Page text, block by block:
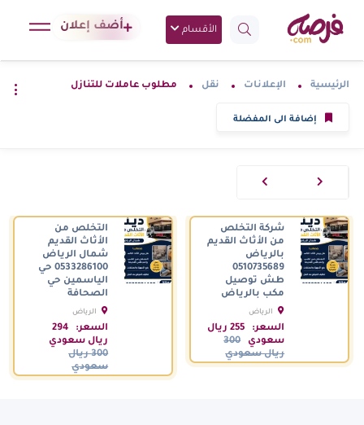
الأقسام أضف إعلان
الرئيسية الإعلانات نقل مطلوب عاملات للتنازل
إضافة الى المفضلة
شركة التخلص
من الأثاث القديم
بالرياض
0510735689
طش توصيل
مكب بالرياض
الرياض
السعودية
السعر:
255 ريال
سعودي
300
ريال سعودي
التخلص من
الأثاث القديم
شمال الرياض
0533286100 حي
الياسمين حي
الصحافة
الرياض
السعودية
السعر:
294
ريال سعودي
300 ريال
سعودي